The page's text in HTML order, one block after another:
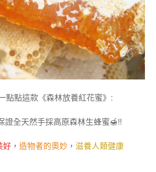
點點這款《森林放養紅花蜜》 :
證全天然手採高原森林生蜂蜜🍯!!
好 ， 造物者的奧妙 ， 滋養人類健康